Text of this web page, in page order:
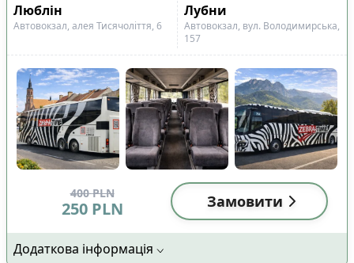
Люблін
Лубни
Автовокзал, алея Тисячоліття, 6
Автовокзал, вул. Володимирська,
157
400 PLN
250 PLN Замовити
Додаткова інформація